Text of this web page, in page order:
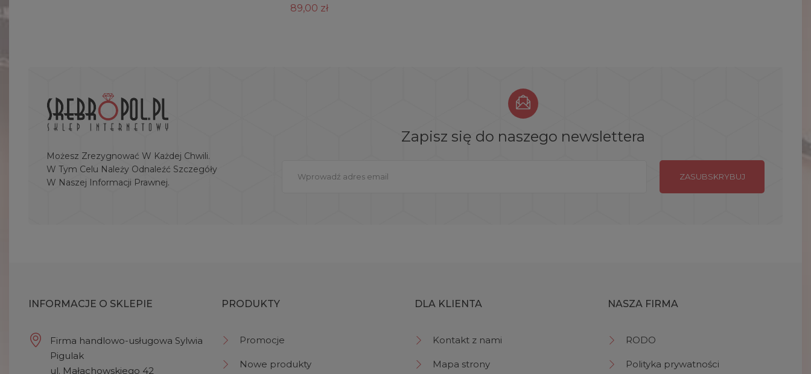
89,00 zł
Możesz Zrezygnować W Każdej Chwili.
W Tym Celu Należy Odnaleźć Szczegóły
W Naszej Informacji Prawnej.
Zapisz się do naszego newslettera
INFORMACJE O SKLEPIE
Firma handlowo-usługowa Sylwia
Pigulak
ul. Małachowskiego 42
PRODUKTY
Promocje
Nowe produkty
DLA KLIENTA
Kontakt z nami
Mapa strony
NASZA FIRMA
RODO
Polityka prywatności